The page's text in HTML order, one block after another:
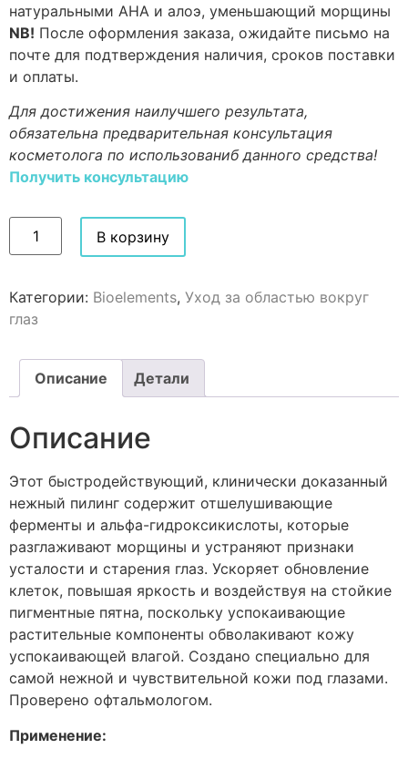
натуральными АНА и алоэ, уменьшающий морщины
NB! После оформления заказа, ожидайте письмо на
почте для подтверждения наличия, сроков поставки
и оплаты.
Для достижения наилучшего результата,
обязательна предварительная консультация
косметолога по использованиб данного средства!
Получить консультацию
В корзину
Категории: Bioelements, Уход за областью вокруг
глаз
Описание Детали
Описание
Этот быстродействующий, клинически доказанный
нежный пилинг содержит отшелушивающие
ферменты и альфа-гидроксикислоты, которые
разглаживают морщины и устраняют признаки
усталости и старения глаз. Ускоряет обновление
клеток, повышая яркость и воздействуя на стойкие
пигментные пятна, поскольку успокаивающие
растительные компоненты обволакивают кожу
успокаивающей влагой. Создано специально для
самой нежной и чувствительной кожи под глазами.
Проверено офтальмологом.
Применение: